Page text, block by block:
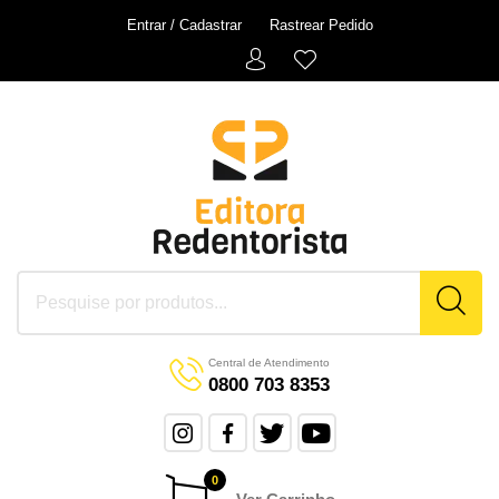
Entrar / Cadastrar Rastrear Pedido
Central de Atendimento
0800 703 8353
0